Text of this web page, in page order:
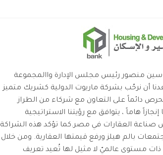
منصور رئيس مجلس الإدارة واالمجموعة
أن نرحّب بشركة ماريوت الدولية كشريك متميز
دائماً على التعاون مع شركاء من الطراز
هاماً ، يتوافق مع رؤيتنا الاستراتيجية
العقارات في مصر.كما تؤكد هذه الشراكة
بالم هيلز ورفع قيمتها العقارية. ومن خلال
ذات مستوى عالميّ لا مثيل لها تُعيد تعريف